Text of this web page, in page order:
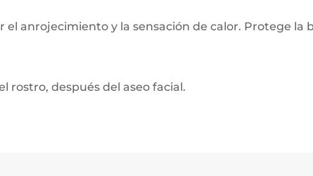
el anrojecimiento y la sensación de calor. Protege la
rostro, después del aseo facial.